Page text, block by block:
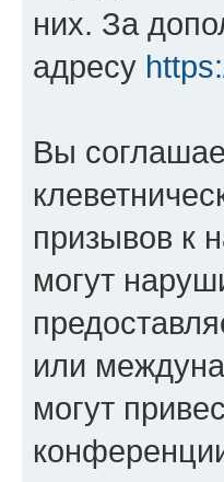
них. За
адресу
Вы
призывов к
могут
или
могут